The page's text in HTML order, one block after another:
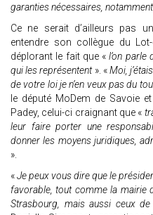
garanties nécessaires,
Ce ne serait d’ailleurs pas
entendre son collègue du
déplorant le fait que « l’on parle
qui les représentent ». «Moi,
de votre loi je n’en veux pas du
le député MoDem de Savoie
Padey, celui-ci craignant que «
leur faire porter une
donner les moyens juridiques,
».
«Je peux vous dire que le
favorable, tout comme la mairie
Strasbourg, mais aussi ceux